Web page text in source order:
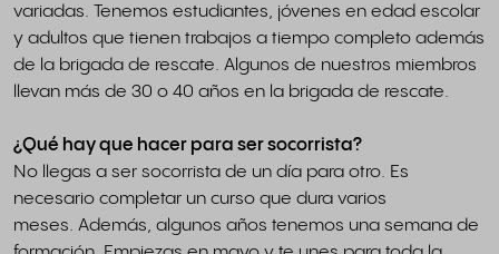
variadas. Tenemos estudiantes, jóvenes en edad escolar
y adultos que tienen trabajos a tiempo completo además
de la brigada de rescate. Algunos de nuestros miembros
llevan más de 30 o 40 años en la brigada de rescate.
¿Qué hay que hacer para ser socorrista?
No llegas a ser socorrista de un día para otro. Es
necesario completar un curso que dura varios
meses. Además, algunos años tenemos una semana de